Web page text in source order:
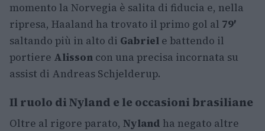
momento la Norvegia è salita di fiducia e, nella
ripresa, Haaland ha trovato il primo gol al 79′
saltando più in alto di Gabriel e battendo il
portiere Alisson con una precisa incornata su
assist di Andreas Schjelderup.
Il ruolo di Nyland e le occasioni brasiliane
Oltre al rigore parato, Nyland ha negato altre